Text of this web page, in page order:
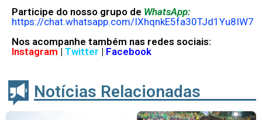
Participe do nosso grupo de WhatsApp:
https://chat.whatsapp.com/IXhqnkE5fa30TJd1Yu8IW7
Nos acompanhe também nas redes sociais:
Instagram | Twitter | Facebook
Notícias Relacionadas